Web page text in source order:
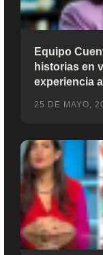
Equipo
historias en
experiencia
25 DE MAYO,